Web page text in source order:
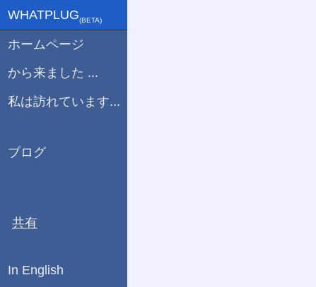
WHATPLUG(ΒETA)
ホームページ
から来ました ...
私は訪れています...
ブログ
共有
In English